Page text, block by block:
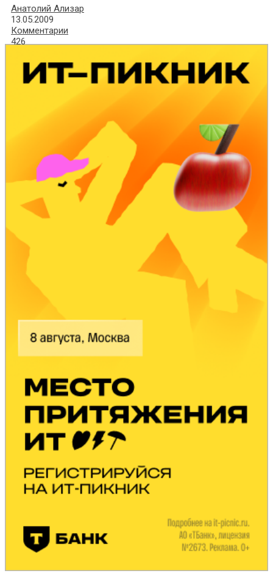
Анатолий Ализар
13.05.2009
Комментарии
426